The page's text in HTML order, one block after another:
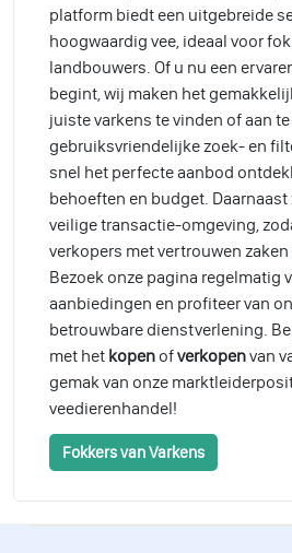
platform biedt een uitgebreide
hoogwaardig vee, ideaal voor
landbouwers. Of u nu een
begint, wij maken het
juiste varkens te vinden of aan
gebruiksvriendelijke zoek- en
snel het perfecte aanbod
behoeften en budget.
veilige transactie-omgeving,
verkopers met vertrouwen
Bezoek onze pagina regelmatig
aanbiedingen en profiteer van
betrouwbare dienstverlening.
met het kopen ofverkopenvan
gemak van onze
veedierenhandel!
Fokkers van Varkens